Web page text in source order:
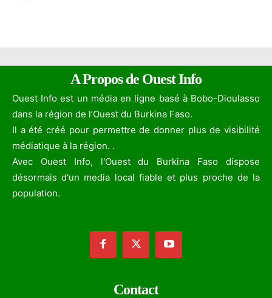
A Propos de Ouest Info
Ouest Info est un média en ligne basé à Bobo-Dioulasso
dans la région de l’Ouest du Burkina Faso.
Il a été créé pour permettre de donner plus de visibilité
médiatique à la région. .
Avec Ouest Info, l'Ouest du Burkina Faso dispose
désormais d'un media local fiable et plus proche de la
population.
Contact